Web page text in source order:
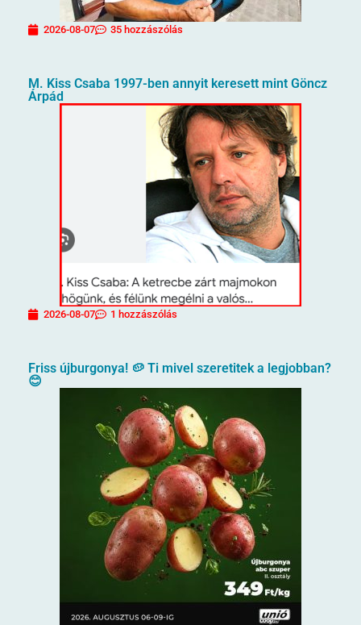
2026-08-07 35 hozzászólás
M. Kiss Csaba 1997-ben annyit keresett mint Göncz
Árpád
2026-08-07 1 hozzászólás
Friss újburgonya! 🥔 Ti mivel szeretitek a legjobban?
😊